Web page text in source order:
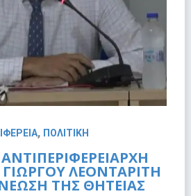
, ΠΟΛΙΤΙΚΗ
ΛΕΟΝΤΑΡΊΤΗ
ΤΗΣ ΘΗΤΕΊΑΣ